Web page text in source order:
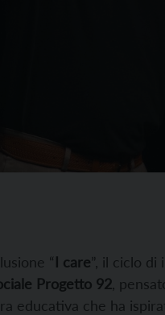
“I care”, il ciclo
Progetto 92 ,
educativa che ha